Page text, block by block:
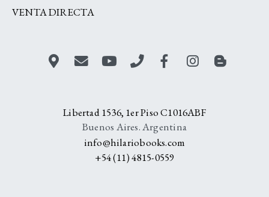
VENTA DIRECTA
Libertad 1536, 1er Piso C1016ABF
Buenos Aires. Argentina
info@hilariobooks.com
+54 (11) 4815-0559